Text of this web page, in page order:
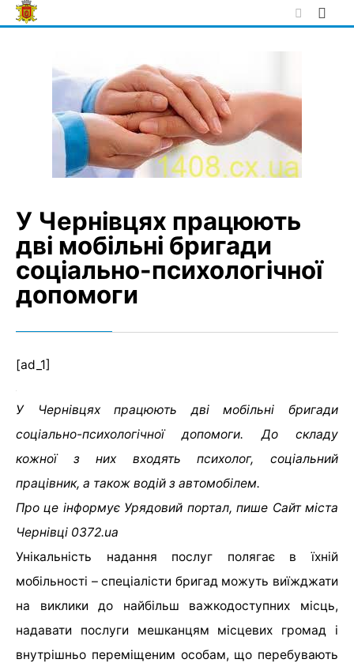
Skip
to
У Чернівцях працюють
дві мобільні бригади
соціально-психологічної
допомоги
[ad_1]
У Чернівцях працюють дві мобільні бригади
соціально-психологічної допомоги. До складу
кожної з них входять психолог, соціальний
працівник, а також водій з автомобілем.
Про це інформує Урядовий портал, пише Сайт міста
Чернівці 0372.ua
Унікальність надання послуг полягає в їхній
мобільності – спеціалісти бригад можуть виїжджати
на виклики до найбільш важкодоступних місць,
надавати послуги мешканцям місцевих громад і
внутрішньо переміщеним особам, що перебувають